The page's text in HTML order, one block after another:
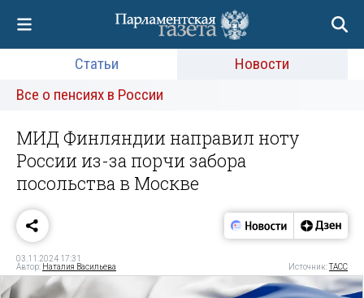
Статьи
Новости
Все о пенсиях в России
МИД Финляндии направил ноту
России из-за порчи забора
посольства в Москве
03.11.2024 17:31
Автор: Наталия Васильева Источник:ТАСС